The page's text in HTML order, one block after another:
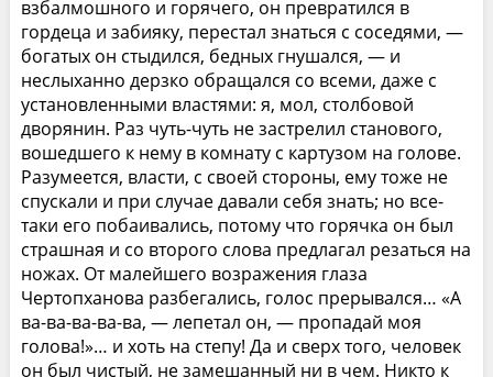
взбалмошного и горячего, он превратился в
гордеца и забияку, перестал знаться с соседями, —
богатых он стыдился, бедных гнушался, — и
неслыханно дерзко обращался со всеми, даже с
установленными властями: я, мол, столбовой
дворянин. Раз чуть-чуть не застрелил станового,
вошедшего к нему в комнату с картузом на голове.
Разумеется, власти, с своей стороны, ему тоже не
спускали и при случае давали себя знать; но все-
таки его побаивались, потому что горячка он был
страшная и со второго слова предлагал резаться на
ножах. От малейшего возражения глаза
Чертопханова разбегались, голос прерывался… «А
ва-ва-ва-ва-ва, — лепетал он, — пропадай моя
голова!»… и хоть на степу! Да и сверх того, человек
он был чистый, не замешанный ни в чем. Никто к